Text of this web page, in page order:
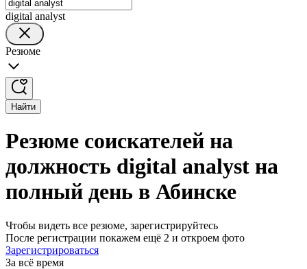
digital analyst
Резюме
Найти
Резюме соискателей на
должность digital analyst на
полный день в Абинске
Чтобы видеть все резюме, зарегистрируйтесь
После регистрации покажем ещё 2 и откроем фото
Зарегистрироваться
За всё время